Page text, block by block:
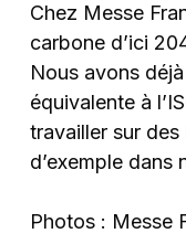
Chez Messe
carbone d’ici
Nous avons
équivalente à
travailler sur
d’exemple dans
Photos : Messe